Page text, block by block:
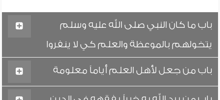
باب ما كان النبي صلى الله عليه وسلم
يتخولهم بالموعظة والعلم كي لا ينفروا
باب من جعل لأهل العلم أياماً معلومة